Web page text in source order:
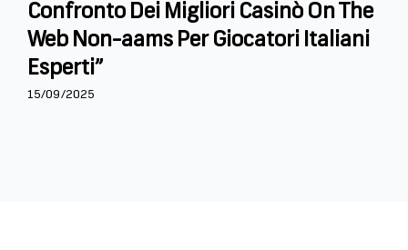
Confronto Dei Migliori Casinò On The
Web Non-aams Per Giocatori Italiani
Esperti”
15/09/2025